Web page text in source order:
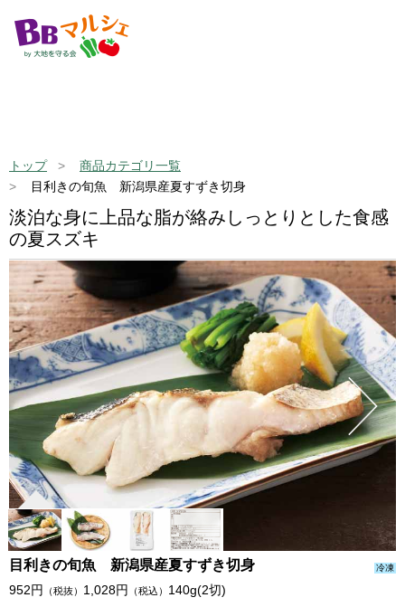
トップ
商品カテゴリ一覧
目利きの旬魚 新潟県産夏すずき切身
淡泊な身に上品な脂が絡みしっとりとした食感
の夏スズキ
目利きの旬魚 新潟県産夏すずき切身 冷凍
952円 （税抜） 1,028円 （税込） 140g(2切)